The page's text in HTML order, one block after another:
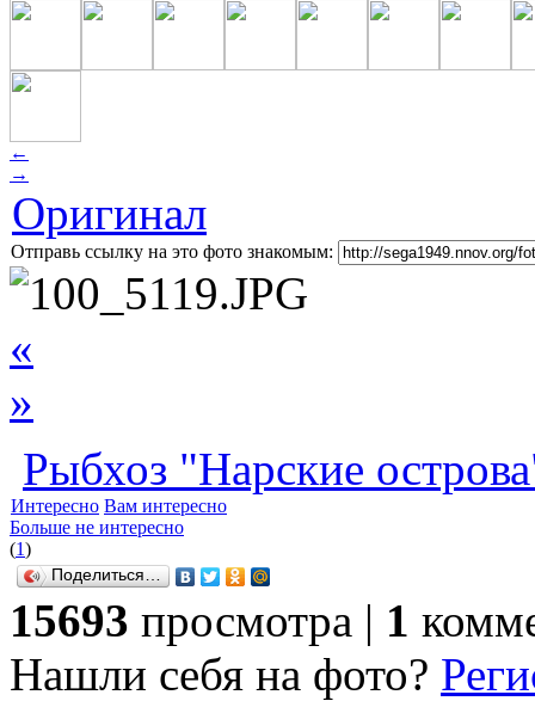
←
→
Оригинал
Отправь ссылку на это фото знакомым:
«
»
Рыбхоз "Нарские
Интересно Вам интересно
Больше не интересно
(1)
Поделиться…
15693 просмотра | 1
Нашли себя на фото?